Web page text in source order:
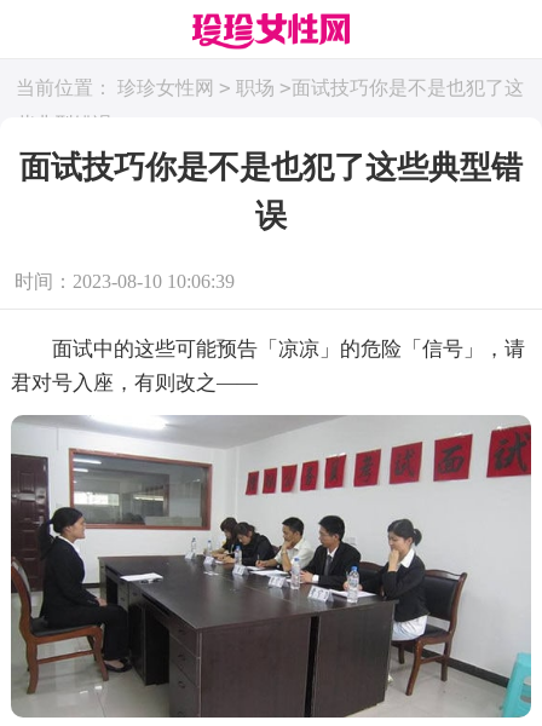
当前位置： 珍珍女性网 > 职场 >面试技巧你是不是也犯了这
些典型错误
面试技巧你是不是也犯了这些典型错
误
时间：2023-08-10 10:06:39
面试中的这些可能预告「凉凉」的危险「信号」，请
君对号入座，有则改之——